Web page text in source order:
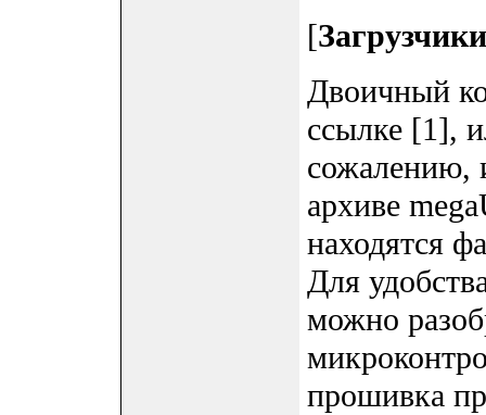
[
Двоичный
ссылке [1],
сожалению,
архиве
находятся
Для
можно
прошивка